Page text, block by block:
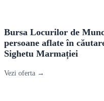
Bursa Locurilor de
persoane aflate în
Sighetu Marmației
Vezi oferta →